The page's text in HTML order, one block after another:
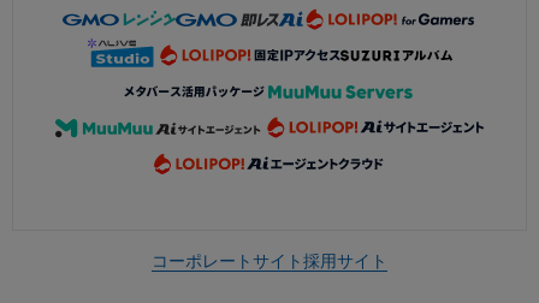
コーポレートサイト採用サイト